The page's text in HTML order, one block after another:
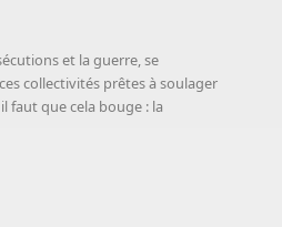
et la guerre, se
collectivités prêtes à soulager
faut que cela bouge : la